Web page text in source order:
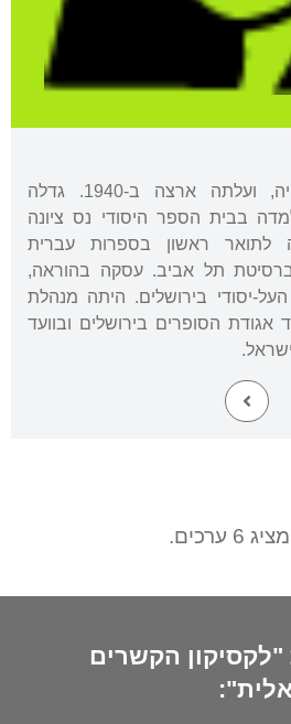
נולדה בזאגרב, קרואטיה, ועלתה ארצה ב-1940. גדלה
בבית הספר היסודי נס ציונה
לתואר ראשון בספרות עברית
תל אביב. עסקה בהוראה,
העל-יסודי בירושלים. היתה מנהלת
אגודת הסופרים בירושלים ובוועד
בישראל.
מציג 6 ערכים.
הקשרים